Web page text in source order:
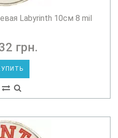
Labyrinth 10см 8 mil
грн.